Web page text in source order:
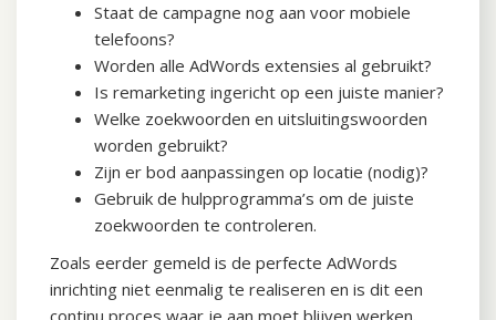
Staat de campagne nog aan voor mobiele
telefoons?
Worden alle AdWords extensies al gebruikt?
Is remarketing ingericht op een juiste manier?
Welke zoekwoorden en uitsluitingswoorden
worden gebruikt?
Zijn er bod aanpassingen op locatie (nodig)?
Gebruik de hulpprogramma’s om de juiste
zoekwoorden te controleren.
Zoals eerder gemeld is de perfecte AdWords
inrichting niet eenmalig te realiseren en is dit een
continu proces waar je aan moet blijven werken.